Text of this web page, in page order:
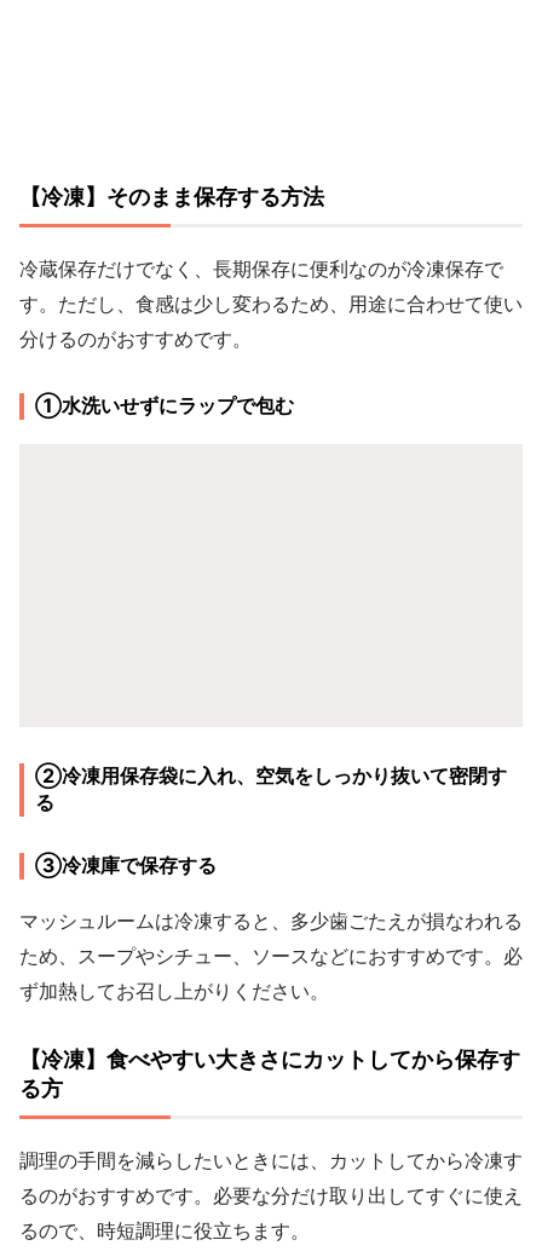
【冷凍】そのまま保存する方法
冷蔵保存だけでなく、長期保存に便利なのが冷凍保存で
す。ただし、食感は少し変わるため、用途に合わせて使い
分けるのがおすすめです。
①水洗いせずにラップで包む
②冷凍用保存袋に入れ、空気をしっかり抜いて密閉す
る
③冷凍庫で保存する
マッシュルームは冷凍すると、多少歯ごたえが損なわれる
ため、スープやシチュー、ソースなどにおすすめです。必
ず加熱してお召し上がりください。
【冷凍】食べやすい大きさにカットしてから保存す
る方
調理の手間を減らしたいときには、カットしてから冷凍す
るのがおすすめです。必要な分だけ取り出してすぐに使え
るので、時短調理に役立ちます。